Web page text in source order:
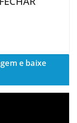
e baixe